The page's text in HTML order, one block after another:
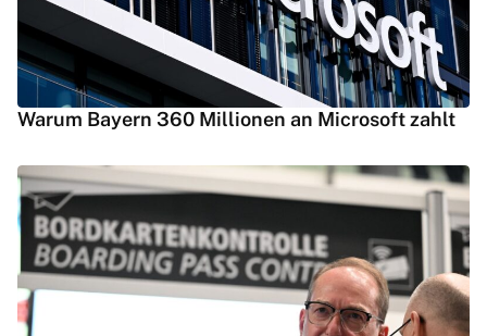
Warum Bayern 360 Millionen an Microsoft zahlt